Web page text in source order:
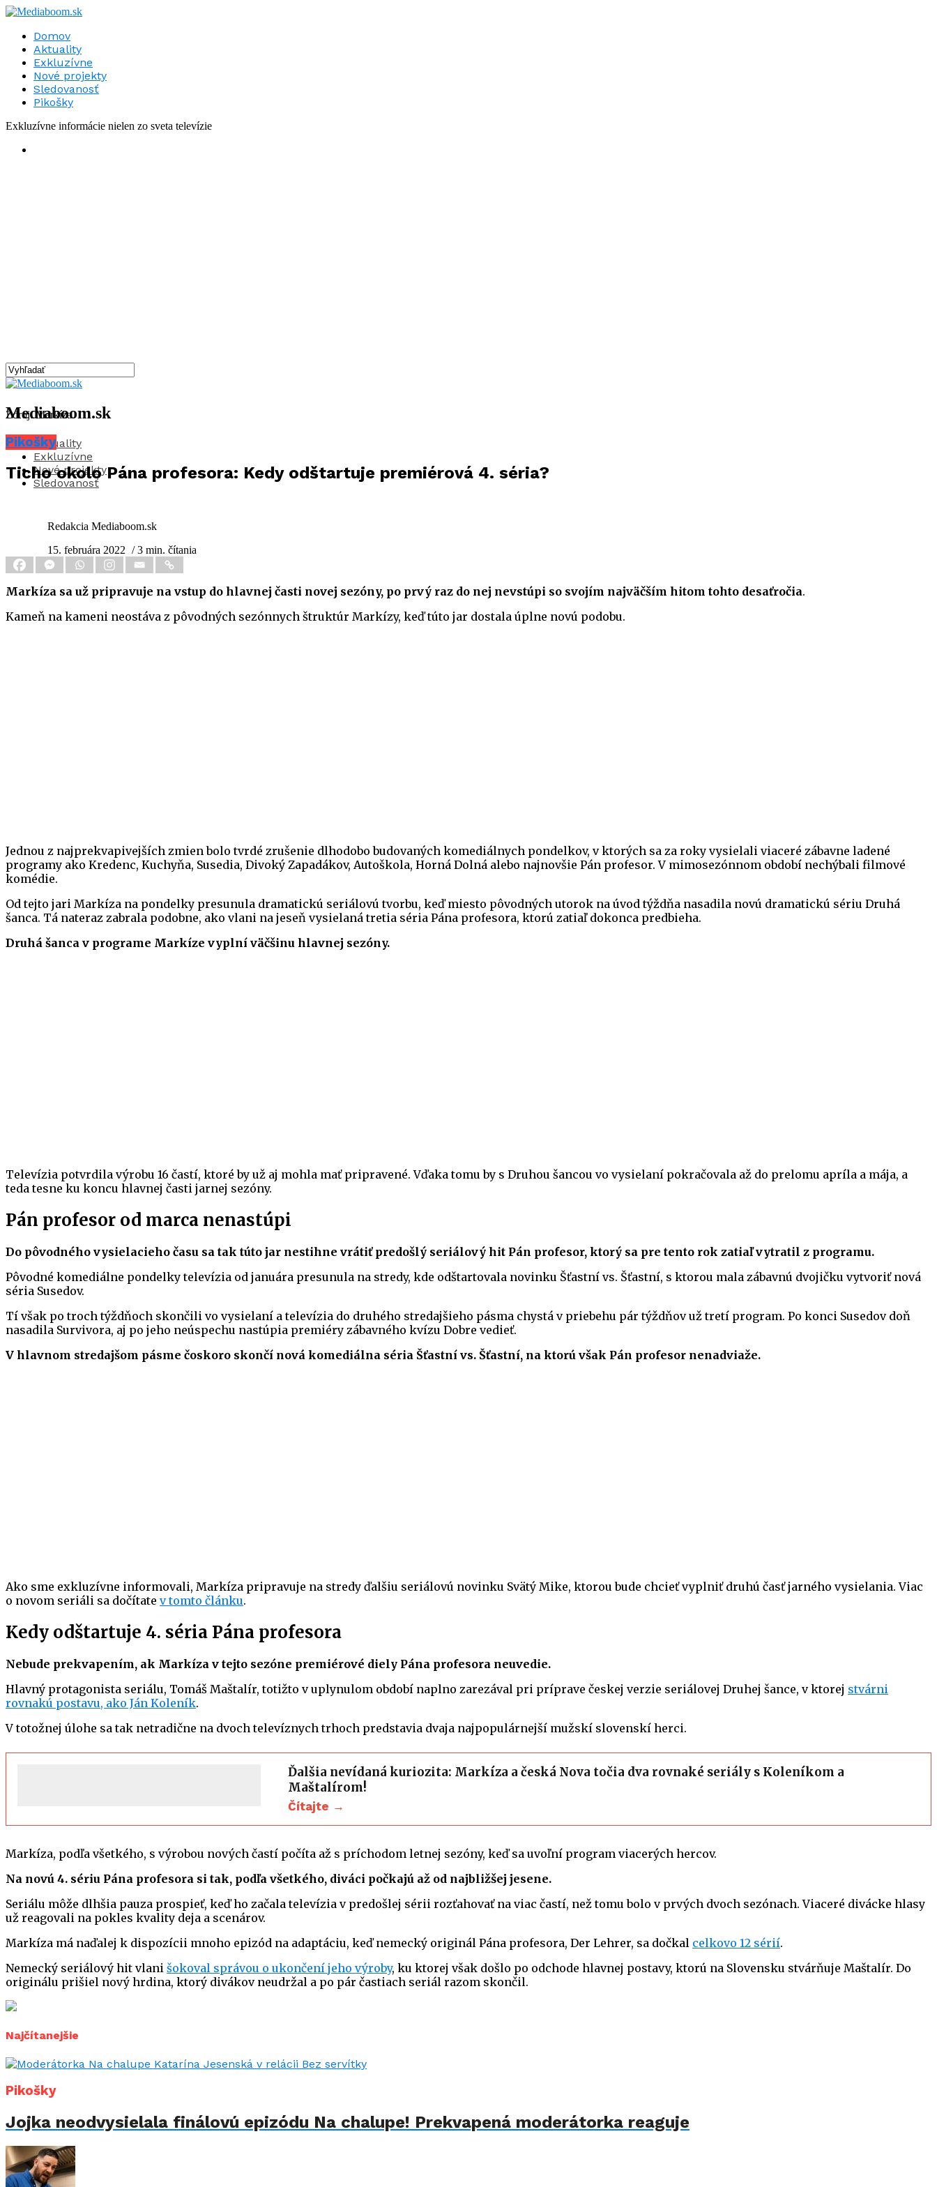
Domov
Aktuality
Exkluzívne
Nové projekty
Sledovanosť
Pikošky
Exkluzívne informácie nielen zo sveta televízie
Mediaboom.sk
Aktuality
Exkluzívne
Nové projekty
Sledovanosť
Zdroj: Markíza
Pikošky
Ticho okolo Pána profesora: Kedy odštartuje premiérová 4. séria?
Redakcia Mediaboom.sk
15. februára 2022 / 3 min. čítania
Markíza sa už pripravuje na vstup do hlavnej časti novej sezóny, po prvý raz do nej nevstúpi so svojím najväčším hitom tohto desaťročia.
Kameň na kameni neostáva z pôvodných sezónnych štruktúr Markízy, keď túto jar dostala úplne novú podobu.
Jednou z najprekvapivejších zmien bolo tvrdé zrušenie dlhodobo budovaných komediálnych pondelkov, v ktorých sa za roky vysielali viaceré zábavne ladené
programy ako Kredenc, Kuchyňa, Susedia, Divoký Zapadákov, Autoškola, Horná Dolná alebo najnovšie Pán profesor. V mimosezónnom období nechýbali filmové
komédie.
Od tejto jari Markíza na pondelky presunula dramatickú seriálovú tvorbu, keď miesto pôvodných utorok na úvod týždňa nasadila novú dramatickú sériu Druhá
šanca. Tá nateraz zabrala podobne, ako vlani na jeseň vysielaná tretia séria Pána profesora, ktorú zatiaľ dokonca predbieha.
Druhá šanca v programe Markíze vyplní väčšinu hlavnej sezóny.
Televízia potvrdila výrobu 16 častí, ktoré by už aj mohla mať pripravené. Vďaka tomu by s Druhou šancou vo vysielaní pokračovala až do prelomu apríla a mája, a
teda tesne ku koncu hlavnej časti jarnej sezóny.
Pán profesor od marca nenastúpi
Do pôvodného vysielacieho času sa tak túto jar nestihne vrátiť predošlý seriálový hit Pán profesor, ktorý sa pre tento rok zatiaľ vytratil z programu.
Pôvodné komediálne pondelky televízia od januára presunula na stredy, kde odštartovala novinku Šťastní vs. Šťastní, s ktorou mala zábavnú dvojičku vytvoriť nová
séria Susedov.
Tí však po troch týždňoch skončili vo vysielaní a televízia do druhého stredajšieho pásma chystá v priebehu pár týždňov už tretí program. Po konci Susedov doň
nasadila Survivora, aj po jeho neúspechu nastúpia premiéry zábavného kvízu Dobre vedieť.
V hlavnom stredajšom pásme čoskoro skončí nová komediálna séria Šťastní vs. Šťastní, na ktorú však Pán profesor nenadviaže.
Ako sme exkluzívne informovali, Markíza pripravuje na stredy ďalšiu seriálovú novinku Svätý Mike, ktorou bude chcieť vyplniť druhú časť jarného vysielania. Viac
o novom seriáli sa dočítate v tomto článku.
Kedy odštartuje 4. séria Pána profesora
Nebude prekvapením, ak Markíza v tejto sezóne premiérové diely Pána profesora neuvedie.
Hlavný protagonista seriálu, Tomáš Maštalír, totižto v uplynulom období naplno zarezával pri príprave českej verzie seriálovej Druhej šance, v ktorej stvárni
rovnakú postavu, ako Ján Koleník.
V totožnej úlohe sa tak netradične na dvoch televíznych trhoch predstavia dvaja najpopulárnejší mužskí slovenskí herci.
Ďalšia nevídaná kuriozita: Markíza a česká Nova točia dva rovnaké seriály s Koleníkom a
Maštalírom!
Čítajte →
Markíza, podľa všetkého, s výrobou nových častí počíta až s príchodom letnej sezóny, keď sa uvoľní program viacerých hercov.
Na novú 4. sériu Pána profesora si tak, podľa všetkého, diváci počkajú až od najbližšej jesene.
Seriálu môže dlhšia pauza prospieť, keď ho začala televízia v predošlej sérii rozťahovať na viac častí, než tomu bolo v prvých dvoch sezónach. Viaceré divácke hlasy
už reagovali na pokles kvality deja a scenárov.
Markíza má naďalej k dispozícii mnoho epizód na adaptáciu, keď nemecký originál Pána profesora, Der Lehrer, sa dočkal celkovo 12 sérií.
Nemecký seriálový hit vlani šokoval správou o ukončení jeho výroby, ku ktorej však došlo po odchode hlavnej postavy, ktorú na Slovensku stvárňuje Maštalír. Do
originálu prišiel nový hrdina, ktorý divákov neudržal a po pár častiach seriál razom skončil.
Najčítanejšie
Pikošky
Jojka neodvysielala finálovú epizódu Na chalupe! Prekvapená moderátorka reaguje